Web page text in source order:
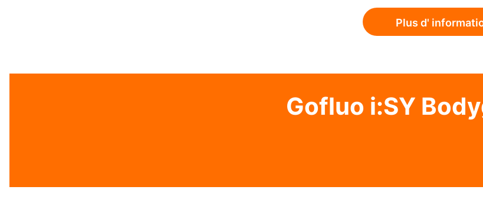
Plus d'
Gofluo i:SY